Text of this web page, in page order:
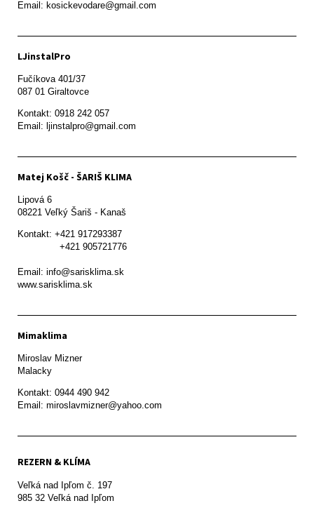
Email: kosickevodare@gmail.com
LJinstalPro
Fučíkova 401/37
087 01 Giraltovce
Kontakt: 0918 242 057
Email: ljinstalpro@gmail.com
Matej Košč - ŠARIŠ KLIMA
Lipová 6
08221 Veľký Šariš - Kanaš
Kontakt: +421 917293387
Email: info@sarisklima.sk
www.sarisklima.sk
Mimaklima
Miroslav Mizner
Malacky
Kontakt: 0944 490 942
REZERN & KLÍMA
Veľká nad Ipľom č. 197
985 32 Veľká nad Ipľom